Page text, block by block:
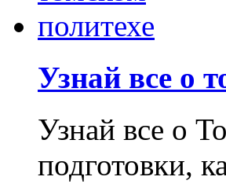
Узнай все о
Узнай все о
подготовки,